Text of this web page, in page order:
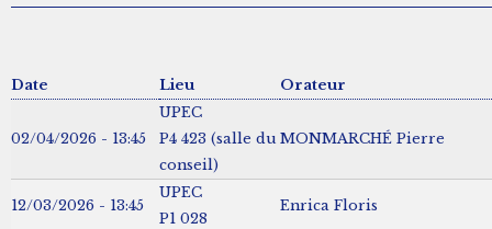
Date Lieu Orateur
02/04/2026 - 13:45
UPEC
P4 423 (salle du
conseil)
MONMARCHÉ Pierre
12/03/2026 - 13:45
UPEC
P1 028
Enrica Floris